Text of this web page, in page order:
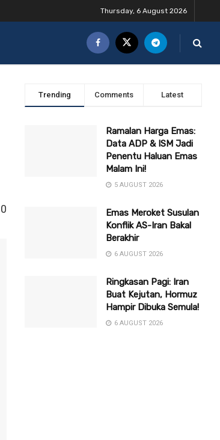
Thursday, 6 August 2026
0
Trending Comments Latest
Ramalan Harga Emas:
Data ADP & ISM Jadi
Penentu Haluan Emas
Malam Ini!
5 AUGUST 2026
Emas Meroket Susulan
Konflik AS-Iran Bakal
Berakhir
6 AUGUST 2026
Ringkasan Pagi: Iran
Buat Kejutan, Hormuz
Hampir Dibuka Semula!
6 AUGUST 2026